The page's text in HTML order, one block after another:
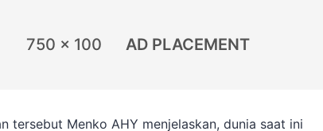
750 x 100 AD PLACEMENT
tersebut Menko AHY menjelaskan, dunia saat ini